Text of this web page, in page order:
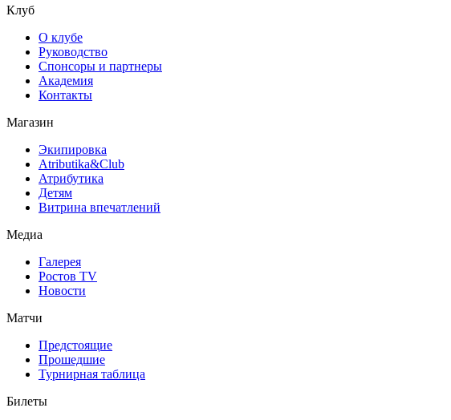
Клуб
О клубе
Руководство
Спонсоры и партнеры
Академия
Контакты
Магазин
Экипировка
Atributika&Club
Атрибутика
Детям
Витрина впечатлений
Медиа
Галерея
Ростов TV
Новости
Матчи
Предстоящие
Прошедшие
Турнирная таблица
Билеты